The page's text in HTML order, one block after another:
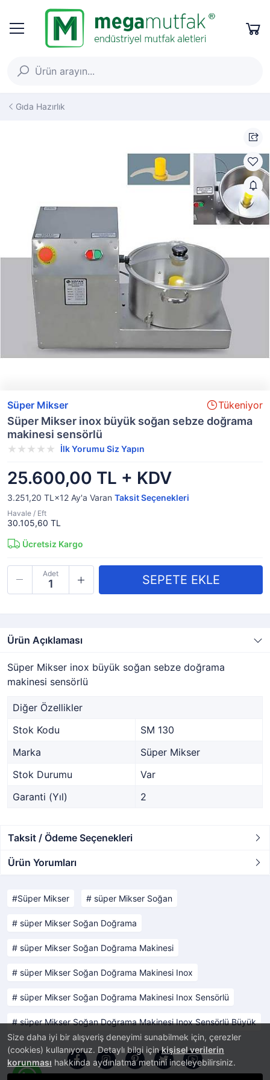
Size daha iyi bir alışveriş deneyimi sunabilmek için, çerezler
(cookies) kullanıyoruz. Detaylı bilgi içinkişisel verilerin
korunması hakkında aydınlatma metnini inceleyebilirsiniz.
Gıda Hazırlık
Süper Mikser Tükeniyor
Süper Mikser inox büyük soğan sebze doğrama
makinesi sensörlü
İlk Yorumu Siz Yapın
25.600,00 TL + KDV
3.251,20 TL×12 Ay'a Varan Taksit Seçenekleri
Havale / Eft
30.105,60 TL
Ücretsiz Kargo
Adet
Ürün Açıklaması
Süper Mikser inox büyük soğan sebze doğrama
makinesi sensörlü
Diğer Özellikler
Stok Kodu
SM 130
Marka
Süper Mikser
Stok Durumu
Var
Garanti (Yıl)
2
Taksit / Ödeme Seçenekleri
Ürün Yorumları
Süper Mikser süper Mikser Soğan
süper Mikser Soğan Doğrama
süper Mikser Soğan Doğrama Makinesi
süper Mikser Soğan Doğrama Makinesi Inox
süper Mikser Soğan Doğrama Makinesi Inox Sensörlü
süper Mikser Soğan Doğrama Makinesi Inox Sensörlü Büyük